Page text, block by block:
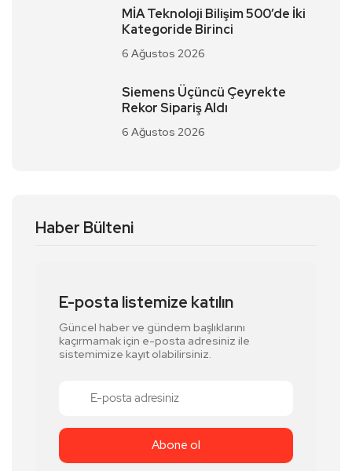
MİA Teknoloji Bilişim 500’de İki
Kategoride Birinci
6 Ağustos 2026
Siemens Üçüncü Çeyrekte
Rekor Sipariş Aldı
6 Ağustos 2026
Haber Bülteni
E-posta listemize katılın
Güncel haber ve gündem başlıklarını
kaçırmamak için e-posta adresiniz ile
sistemimize kayıt olabilirsiniz.